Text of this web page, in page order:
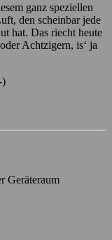
ganz speziellen
den scheinbar jede
hat. Das riecht heute
Achtzigern, is‘ ja
Geräteraum